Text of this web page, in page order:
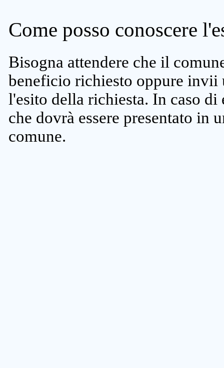
Come posso conoscere
Bisogna attendere che il
beneficio richiesto oppure invii
l'esito della richiesta. In caso
che dovrà essere presentato in
comune.